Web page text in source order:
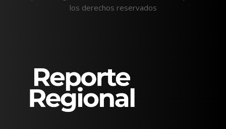
los derechos reservados